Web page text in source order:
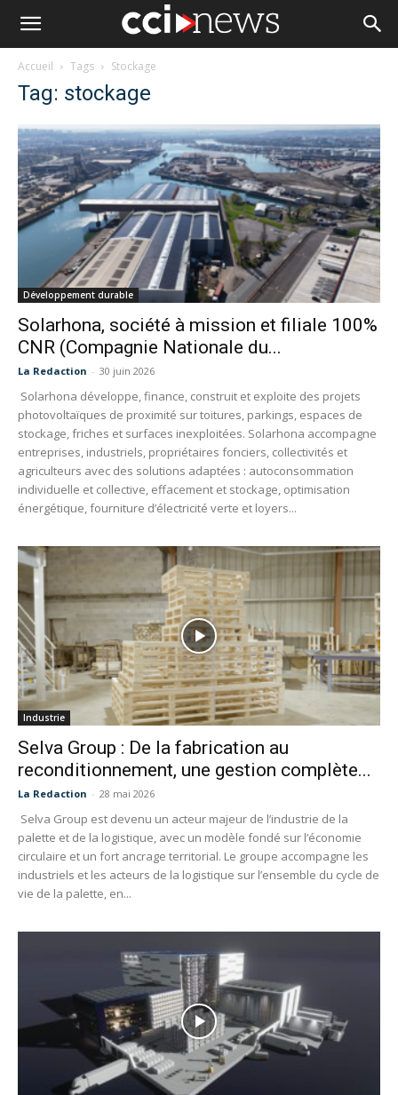
Accueil Tags Stockage
Tag: stockage
Développement durable
Solarhona, société à mission et filiale 100%
CNR (Compagnie Nationale du...
La Redaction - 30 juin 2026
Solarhona développe, finance, construit et exploite des projets
photovoltaïques de proximité sur toitures, parkings, espaces de
stockage, friches et surfaces inexploitées. Solarhona accompagne
entreprises, industriels, propriétaires fonciers, collectivités et
agriculteurs avec des solutions adaptées : autoconsommation
individuelle et collective, effacement et stockage, optimisation
énergétique, fourniture d’électricité verte et loyers...
Industrie
Selva Group : De la fabrication au
reconditionnement, une gestion complète...
La Redaction - 28 mai 2026
Selva Group est devenu un acteur majeur de l’industrie de la
palette et de la logistique, avec un modèle fondé sur l’économie
circulaire et un fort ancrage territorial. Le groupe accompagne les
industriels et les acteurs de la logistique sur l’ensemble du cycle de
vie de la palette, en...